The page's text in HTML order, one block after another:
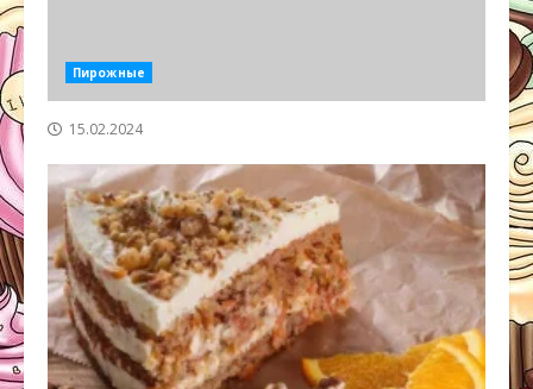
Пирожные
15.02.2024